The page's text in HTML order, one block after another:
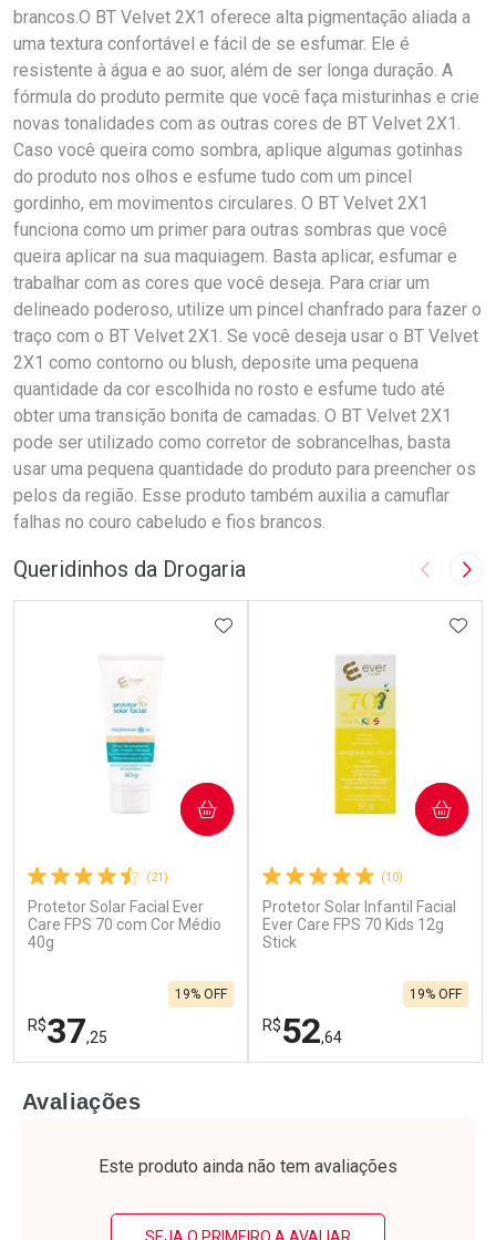
brancos.O BT Velvet 2X1 oferece alta pigmentação aliada a
uma textura confortável e fácil de se esfumar. Ele é
resistente à água e ao suor, além de ser longa duração. A
fórmula do produto permite que você faça misturinhas e crie
novas tonalidades com as outras cores de BT Velvet 2X1.
Caso você queira como sombra, aplique algumas gotinhas
do produto nos olhos e esfume tudo com um pincel
gordinho, em movimentos circulares. O BT Velvet 2X1
funciona como um primer para outras sombras que você
queira aplicar na sua maquiagem. Basta aplicar, esfumar e
trabalhar com as cores que você deseja. Para criar um
delineado poderoso, utilize um pincel chanfrado para fazer o
traço com o BT Velvet 2X1. Se você deseja usar o BT Velvet
2X1 como contorno ou blush, deposite uma pequena
quantidade da cor escolhida no rosto e esfume tudo até
obter uma transição bonita de camadas. O BT Velvet 2X1
pode ser utilizado como corretor de sobrancelhas, basta
usar uma pequena quantidade do produto para preencher os
pelos da região. Esse produto também auxilia a camuflar
falhas no couro cabeludo e fios brancos.
Queridinhos da Drogaria Imagem
(21)
Protetor Solar Facial Ever
Care FPS 70 com Cor Médio
40g
R$37,25
19% OFF
ADICIONAR AOS FAVORITOS
COMPRAR
Laboratório
Por Menos
(10)
Protetor Solar Infantil Facial
Ever Care FPS 70 Kids 12g
Stick
R$52,64
19% OFF
COMPRAR
Laboratório
Por Menos
Avaliações
Este produto ainda não tem avaliações